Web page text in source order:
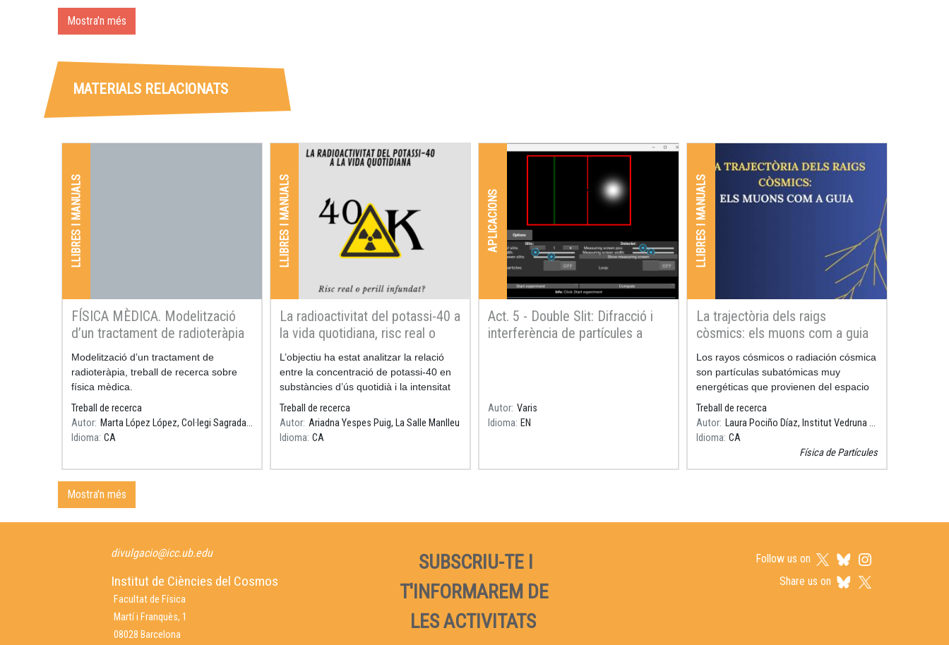
Mostra'n més
MATERIALS RELACIONATS
LLIBRES I MANUALS
FÍSICA MÈDICA. Modelització
d’un tractament de radioteràpia
Resum
Modelització d’un tractament de
radioteràpia, treball de recerca sobre
física mèdica.
Treball de recerca
Autor
Marta López López, Col·legi Sagrada Família Gavà, Tutor: Daniel Parcerisas
Idioma CA
LLIBRES I MANUALS
La radioactivitat del potassi-40 a
la vida quotidiana, risc real o
perill infundat?
Resum
L’objectiu ha estat analitzar la relació
entre la concentració de potassi-40 en
substàncies d’ús quotidià i la intensitat
de la radiació beta emesa.
Treball de recerca
Autor Ariadna Yespes Puig, La Salle Manlleu
Idioma CA
APLICACIONS
Act. 5 - Double Slit: Difracció i
interferència de partícules a
Autor Varis
Idioma EN
LLIBRES I MANUALS
La trajectòria dels raigs
còsmics: els muons com a guia
Resum
Los rayos cósmicos o radiación cósmica
son partículas subatómicas muy
energéticas que provienen del espacio
exterior. Junto a los aceleradores de
Treball de recerca
Autor
Laura Pociño Díaz, Institut Vedruna Vall
Idioma CA
Física de Partícules
Mostra'n més
divulgacio@icc.ub.edu
Institut de Ciències del Cosmos
Facultat de Física
Martí i Franquès, 1
08028 Barcelona
SUBSCRIU-TE I
T'INFORMAREM DE
LES ACTIVITATS
Follow us on
Share us on